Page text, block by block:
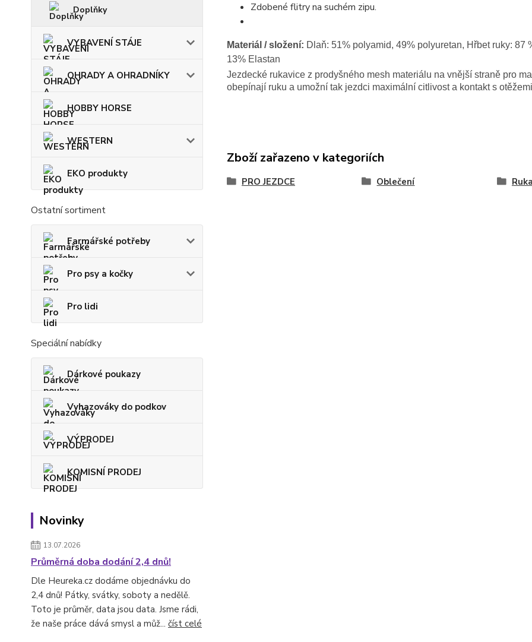
Doplňky
VYBAVENÍ STÁJE
OHRADY A OHRADNÍKY
HOBBY HORSE
WESTERN
EKO produkty
Ostatní sortiment
Farmářské potřeby
Pro psy a kočky
Pro lidi
Speciální nabídky
Dárkové poukazy
Vyhazováky do podkov
VÝPRODEJ
KOMISNÍ PRODEJ
Novinky
13.07.2026
Průměrná doba dodání 2,4 dnů!
Dle Heureka.cz dodáme objednávku do
2,4 dnů! Pátky, svátky, soboty a nedělě.
Toto je průměr, data jsou data. Jsme rádi,
že naše práce dává smysl a můž... číst celé
Zdobené flitry na suchém zipu.
Materiál / složení: Dlaň: 51% polyamid, 49% polyuretan, Hřbet ruky:
13% Elastan
Jezdecké rukavice z prodyšného mesh materiálu na vnější straně pro
obepínají ruku a umožní tak jezdci maximální citlivost a kontakt s
Zboží zařazeno v kategoriích
PRO JEZDCE Oblečení